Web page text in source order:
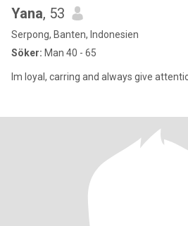
Yana, 53
Serpong, Banten, Indonesien
Söker: Man 40 - 65
Im loyal, carring and always give